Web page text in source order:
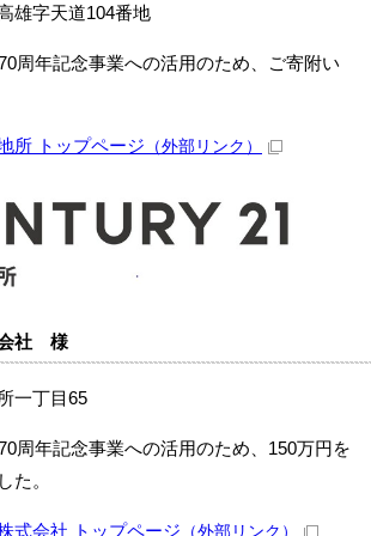
雄字天道104番地
周年記念事業への活用のため、ご寄附い
所 トップページ （外部リンク）
会社 様
一丁目65
周年記念事業への活用のため、150万円を
た。
式会社 トップページ （外部リンク）